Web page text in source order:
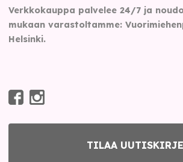
Verkkokauppa palvelee 24/7 ja
mukaan varastoltamme:
Helsinki.
TILAA UUTISKIRJE